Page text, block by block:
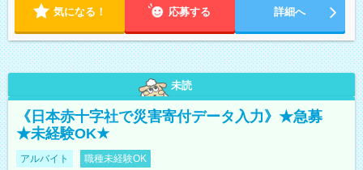
気になる！ 応募する 詳細へ
未読
《日本赤十字社で災害寄付データ入力》★急募
★未経験OK★
アルバイト 職種未経験OK